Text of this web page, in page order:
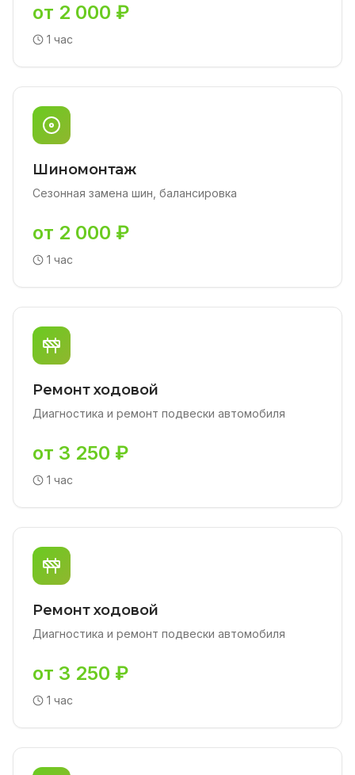
от 2 000 ₽
1 час
Шиномонтаж
Сезонная замена шин, балансировка
от 2 000 ₽
1 час
Ремонт ходовой
Диагностика и ремонт подвески автомобиля
от 3 250 ₽
1 час
Ремонт ходовой
Диагностика и ремонт подвески автомобиля
от 3 250 ₽
1 час